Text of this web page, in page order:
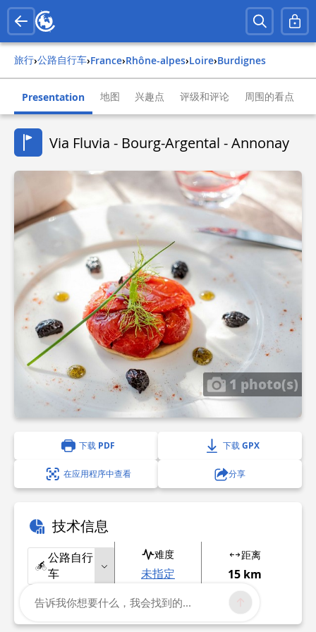
旅行› 公路自行车› france› rhône-alpes› loire› burdignes
Presentation 地图 兴趣点 评级和评论 周围的看点
Via Fluvia - Bourg-Argental - Annonay
1 photo(s)
下载 PDF 下载 GPX
在应用程序中查看 分享
技术信息
公路自行
车
难度
未指定
距离
15 km
显示更多信息
告诉我你想要什么，我会找到的...